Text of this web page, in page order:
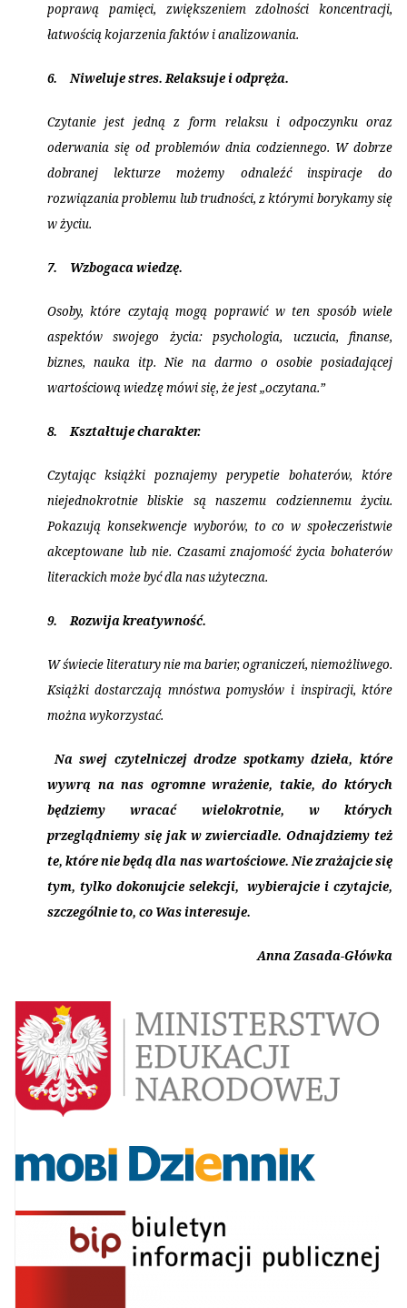
poprawą pamięci, zwiększeniem zdolności koncentracji,
łatwością kojarzenia faktów i analizowania.
6. Niweluje stres. Relaksuje i odpręża.
Czytanie jest jedną z form relaksu i odpoczynku oraz
oderwania się od problemów dnia codziennego. W dobrze
dobranej lekturze możemy odnaleźć inspiracje do
rozwiązania problemu lub trudności, z którymi borykamy się
w życiu.
7. Wzbogaca wiedzę.
Osoby, które czytają mogą poprawić w ten sposób wiele
aspektów swojego życia: psychologia, uczucia, finanse,
biznes, nauka itp. Nie na darmo o osobie posiadającej
wartościową wiedzę mówi się, że jest „oczytana.”
8. Kształtuje charakter.
Czytając książki poznajemy perypetie bohaterów, które
niejednokrotnie bliskie są naszemu codziennemu życiu.
Pokazują konsekwencje wyborów, to co w społeczeństwie
akceptowane lub nie. Czasami znajomość życia bohaterów
literackich może być dla nas użyteczna.
9. Rozwija kreatywność.
W świecie literatury nie ma barier, ograniczeń, niemożliwego.
Książki dostarczają mnóstwa pomysłów i inspiracji, które
można wykorzystać.
Na swej czytelniczej drodze spotkamy dzieła, które
wywrą na nas ogromne wrażenie, takie, do których
będziemy wracać wielokrotnie, w których
przeglądniemy się jak w zwierciadle. Odnajdziemy też
te, które nie będą dla nas wartościowe. Nie zrażajcie się
tym, tylko dokonujcie selekcji, wybierajcie i czytajcie,
szczególnie to, co Was interesuje.
Anna Zasada-Główka